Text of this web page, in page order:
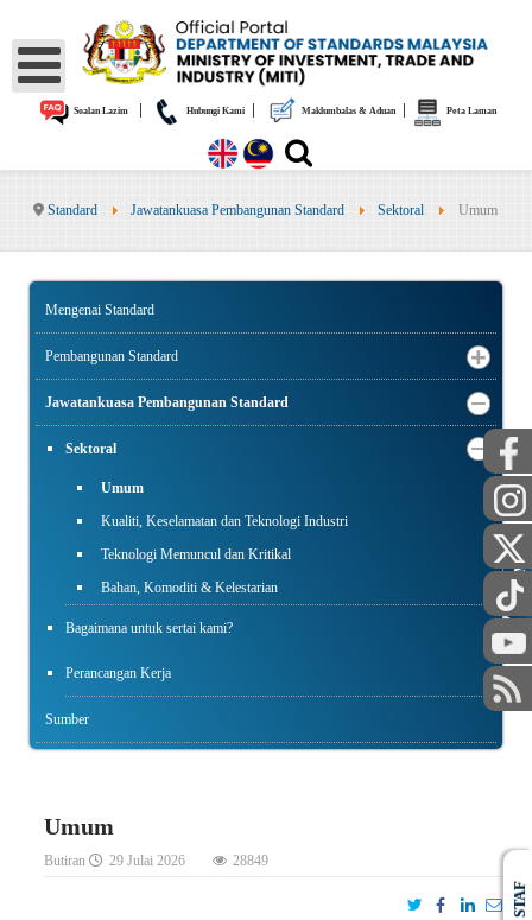
Soalan Lazim| Hubungi Kami| Maklumbalas & Aduan| Peta Laman
Standard Jawatankuasa Pembangunan Standard Sektoral Umum
Mengenai Standard
Pembangunan Standard
Jawatankuasa Pembangunan Standard
Sektoral
Umum
Kualiti, Keselamatan dan Teknologi Industri
Teknologi Memuncul dan Kritikal
Bahan, Komoditi & Kelestarian
Bagaimana untuk sertai kami?
Perancangan Kerja
Sumber
Umum
Butiran 29 Julai 2026 28849
AWAM
STAF